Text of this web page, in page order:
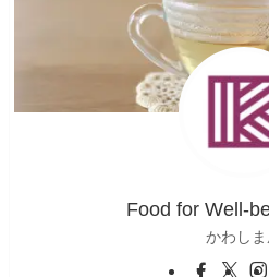
Food for Well-
かわしま